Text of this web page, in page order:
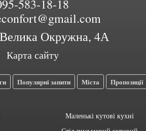
583-18-18
Окружна, 4А
Карта сайту
Популярні запити Міста Пропозиції
Маленькі кутові кухні